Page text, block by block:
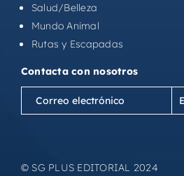
Salud/Belleza
Mundo Animal
Rutas y Escapadas
Contacta con nosotros
Correo
electrónico
© SG PLUS EDITORIAL 2024